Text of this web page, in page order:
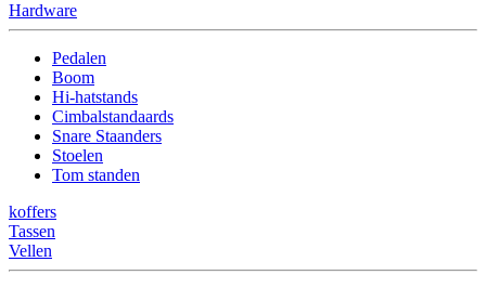
Hardware
Pedalen
Boom
Hi-hatstands
Cimbalstandaards
Snare Staanders
Stoelen
Tom standen
koffers
Tassen
Vellen